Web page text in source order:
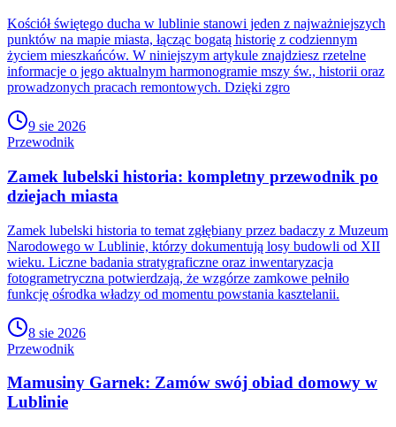
Kościół świętego ducha w lublinie stanowi jeden z najważniejszych
punktów na mapie miasta, łącząc bogatą historię z codziennym
życiem mieszkańców. W niniejszym artykule znajdziesz rzetelne
informacje o jego aktualnym harmonogramie mszy św., historii oraz
prowadzonych pracach remontowych. Dzięki zgro
9 sie 2026
Przewodnik
Zamek lubelski historia: kompletny przewodnik po
dziejach miasta
Zamek lubelski historia to temat zgłębiany przez badaczy z Muzeum
Narodowego w Lublinie, którzy dokumentują losy budowli od XII
wieku. Liczne badania stratygraficzne oraz inwentaryzacja
fotogrametryczna potwierdzają, że wzgórze zamkowe pełniło
funkcję ośrodka władzy od momentu powstania kasztelanii.
8 sie 2026
Przewodnik
Mamusiny Garnek: Zamów swój obiad domowy w
Lublinie